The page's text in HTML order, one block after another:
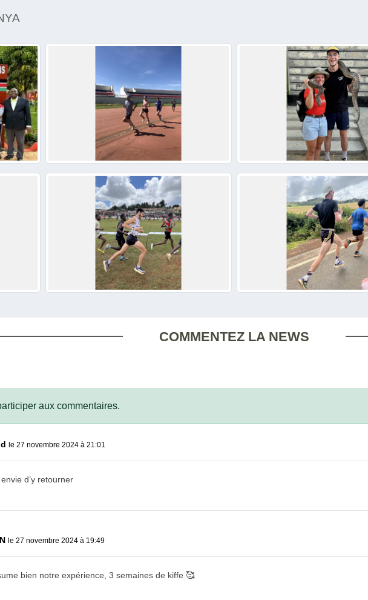
COMMENTEZ LA NEWS
aux commentaires.
le 27 novembre 2024 à 21:01
d’y retourner
le 27 novembre 2024 à 19:49
bien notre expérience, 3 semaines de kiffe 🥰